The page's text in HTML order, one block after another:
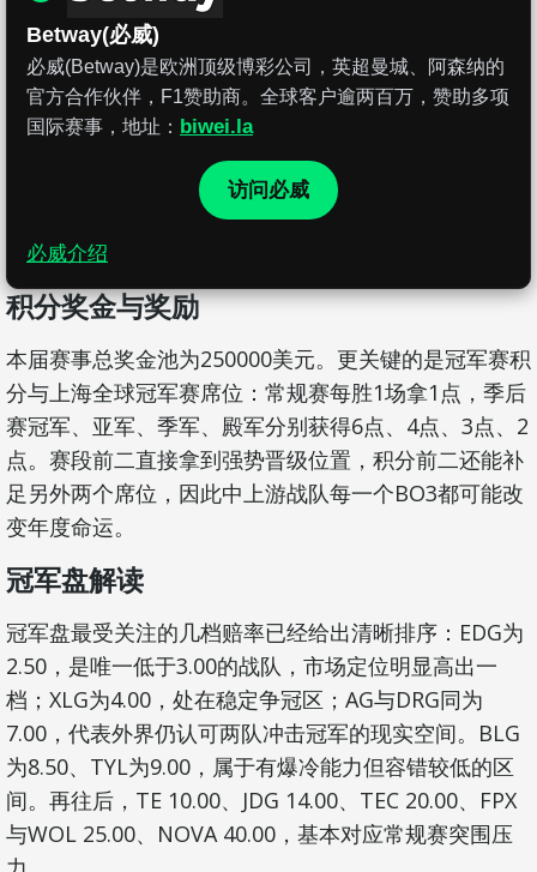
Betway(必威)
必威(Betway)是欧洲顶级博彩公司，英超曼城、阿森纳的
官方合作伙伴，F1赞助商。全球客户逾两百万，赞助多项
国际赛事，地址： biwei.la
访问必威
必威介绍
积分奖金与奖励
本届赛事总奖金池为250000美元。更关键的是冠军赛积
分与上海全球冠军赛席位：常规赛每胜1场拿1点，季后
赛冠军、亚军、季军、殿军分别获得6点、4点、3点、2
点。赛段前二直接拿到强势晋级位置，积分前二还能补
足另外两个席位，因此中上游战队每一个BO3都可能改
变年度命运。
冠军盘解读
冠军盘最受关注的几档赔率已经给出清晰排序：EDG为
2.50，是唯一低于3.00的战队，市场定位明显高出一
档；XLG为4.00，处在稳定争冠区；AG与DRG同为
7.00，代表外界仍认可两队冲击冠军的现实空间。BLG
为8.50、TYL为9.00，属于有爆冷能力但容错较低的区
间。再往后，TE 10.00、JDG 14.00、TEC 20.00、FPX
与WOL 25.00、NOVA 40.00，基本对应常规赛突围压